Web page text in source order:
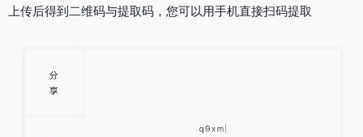
上传后得到二维码与提取码，您可以用手机直接扫码提取